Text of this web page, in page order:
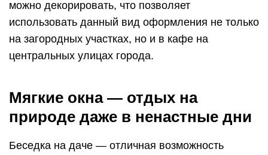
можно декорировать, что позволяет
использовать данный вид оформления не только
на загородных участках, но и в кафе на
центральных улицах города.
Мягкие окна — отдых на
природе даже в ненастные дни
Беседка на даче — отличная возможность